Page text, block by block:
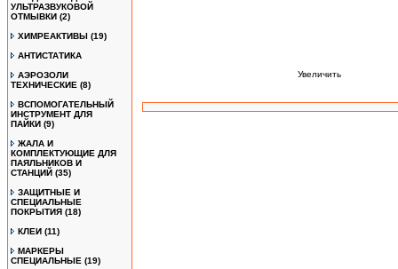
УЛЬТРАЗВУКОВОЙ
ОТМЫВКИ (2)
ХИМРЕАКТИВЫ (19)
АНТИСТАТИКА
АЭРОЗОЛИ
ТЕХНИЧЕСКИЕ (8)
ВСПОМОГАТЕЛЬНЫЙ
ИНСТРУМЕНТ ДЛЯ
ПАЙКИ (9)
ЖАЛА И
КОМПЛЕКТУЮЩИЕ ДЛЯ
ПАЯЛЬНИКОВ И
СТАНЦИЙ (35)
ЗАЩИТНЫЕ И
СПЕЦИАЛЬНЫЕ
ПОКРЫТИЯ (18)
КЛЕИ (11)
МАРКЕРЫ
СПЕЦИАЛЬНЫЕ (19)
Увеличить